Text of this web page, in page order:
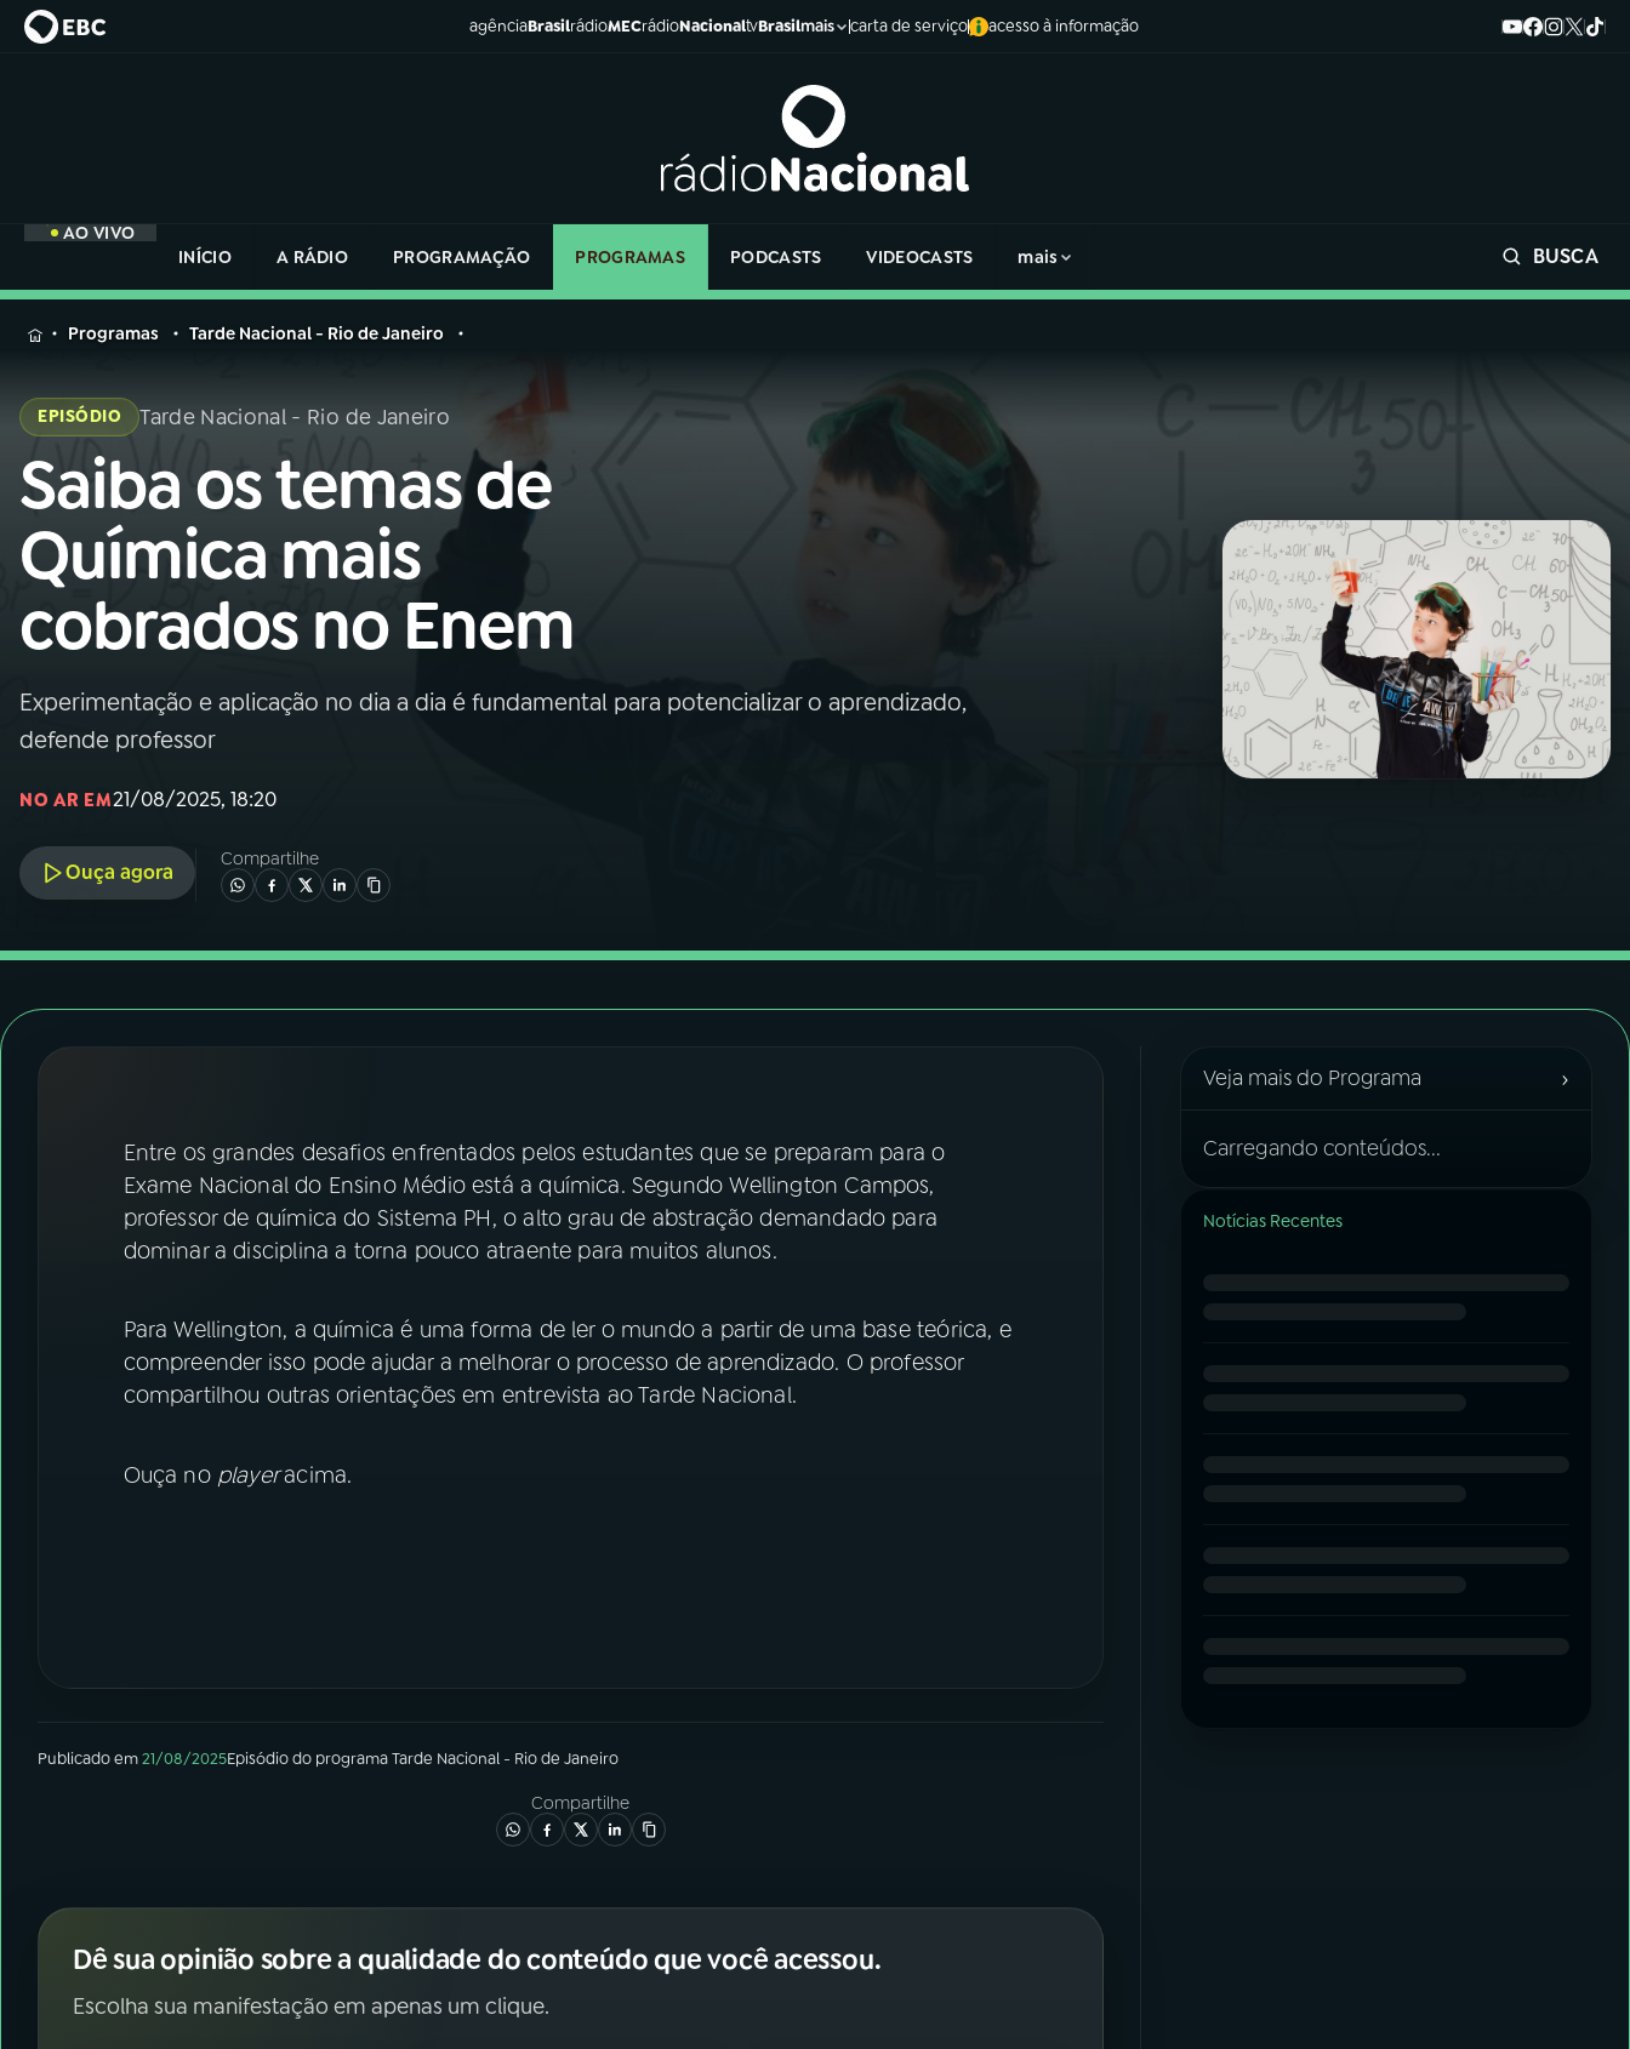
agênciaBrasilrádioMECrádioNacionaltvBrasilmais carta de serviço acesso à informação
AO VIVO
INÍCIO
A RÁDIO PROGRAMAÇÃO PROGRAMAS PODCASTS VIDEOCASTS mais BUSCA
MENU
Buscar
na
Rádio
Nacional
01 INÍCIO
02 A RÁDIO
04PROGRAMAS
06VIDEOCASTS
FESTIVAL DE MÚSICA
ACOMPANHE A RÁDIO NACIONAL
Instagram X
na
Rádio
Nacional
Programas Tarde Nacional - Rio de Janeiro
EPISÓDIO Tarde Nacional - Rio de Janeiro
Saiba os temas de
Química mais
cobrados no Enem
Experimentação e aplicação no dia a dia é fundamental para potencializar o aprendizado,
defende professor
NO AR EM21/08/2025, 18:20
Ouça agora
Compartilhe
Entre os grandes desafios enfrentados pelos estudantes que se preparam para o
Exame Nacional do Ensino Médio está a química. Segundo Wellington Campos,
professor de química do Sistema PH, o alto grau de abstração demandado para
dominar a disciplina a torna pouco atraente para muitos alunos.
Para Wellington, a química é uma forma de ler o mundo a partir de uma base teórica, e
compreender isso pode ajudar a melhorar o processo de aprendizado. O professor
compartilhou outras orientações em entrevista ao Tarde Nacional.
Ouça no playeracima.
Publicado em21/08/2025Episódiodo programaTarde Nacional - Rio de Janeiro
Compartilhe
Dê sua opinião sobre a qualidade do conteúdo que você acessou.
Escolha sua manifestação em apenas um clique.
Veja mais do Programa ›
Carregando conteúdos...
Notícias Recentes